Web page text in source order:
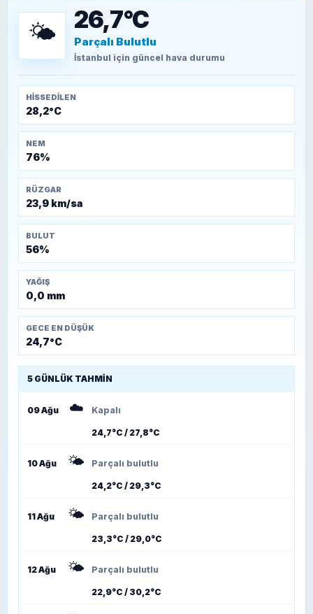
TEOMAN ALPASLAN
Kütahya-Eskişehir Muharebeleri (10-24
🌤️ 26,7°C
Parçalı Bulutlu
İstanbul için güncel hava durumu
HISSEDILEN
28,2°C
NEM
76%
RÜZGAR
23,9 km/sa
BULUT
56%
YAĞIŞ
0,0 mm
GECE EN DÜŞÜK
24,7°C
5 GÜNLÜK TAHMIN
09 Ağu ☁️ Kapalı
24,7°C / 27,8°C
10 Ağu 🌤️ Parçalı bulutlu
24,2°C / 29,3°C
11 Ağu 🌤️ Parçalı bulutlu
23,3°C / 29,0°C
12 Ağu 🌤️ Parçalı bulutlu
22,9°C / 30,2°C